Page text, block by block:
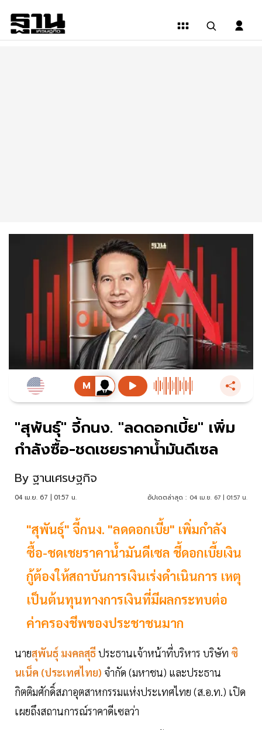
"สุพันธุ์" จี้กนง. "ลดดอกเบี้ย" เพิ่ม
กำลังซื้อ-ชดเชยราคาน้ำมันดีเซล
By ฐานเศรษฐกิจ
04 เม.ย. 67 | 01:57 น. อัปเดตล่าสุด : 04 เม.ย. 67 | 01:57 น.
"สุพันธุ์" จี้กนง. "ลดดอกเบี้ย" เพิ่มกำลัง
ซื้อ-ชดเชยราคาน้ำมันดีเซล ชี้ดอกเบี้ยเงิน
กู้ต้องให้สถาบันการเงินเร่งดำเนินการ เหตุ
เป็นต้นทุนทางการเงินที่มีผลกระทบต่อ
ค่าครองชีพของประชาชนมาก
นายสุพันธุ์ มงคลสุธีประธานเจ้าหน้าที่บริหาร บริษัท ซิ
นเน็ค (ประเทศไทย) จำกัด (มหาชน) และประธาน
กิตติมศักดิ์สภาอุตสาหกรรมแห่งประเทศไทย (ส.อ.ท.) เปิด
เผยถึงสถานการณ์ราคาดีเซลว่า